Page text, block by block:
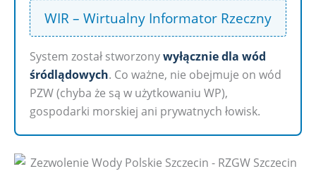
WIR – Wirtualny Informator Rzeczny
System został stworzonywyłącznie dla wód
śródlądowych. Co ważne, nie obejmuje on wód
PZW (chyba że są w użytkowaniu WP),
gospodarki morskiej ani prywatnych łowisk.